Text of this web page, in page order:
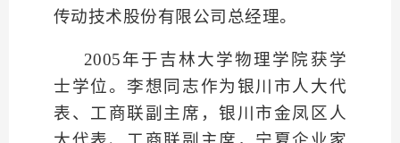
传动技术股份有限公司总经理。
2005年于吉林大学物理学院获学
士学位。李想同志作为银川市人大代
表、工商联副主席，银川市金凤区人